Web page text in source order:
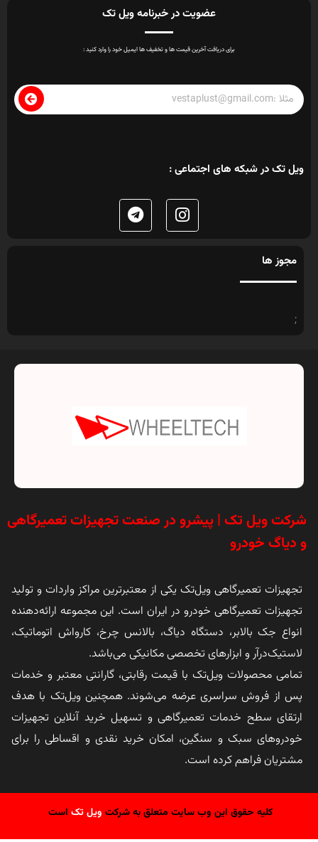
عضویت در خبرنامه ویل تک
برای دریافت آخرین قیمت ها و تخفیف ها ایمیل خود را وارد کنید :
ویل تک در شبکه های اجتماعی :
مجوز ها
;
شرکت ویل تک | پیشرو در صنعت تجهیزات تعمیرگاهی
و دیاگ خودرو
تجهیزات تعمیرگاهی ویل‌تک یکی از معتبرترین مراکز واردات و تولید
تجهیزات تعمیرگاهی خودرو در ایران است. این مجموعه ارائه‌دهنده
انواع جک بالابر، دستگاه دیاگ، بالانس چرخ، کارواش اتوماتیک،
لاستیک‌درآر و ابزارهای تخصصی مکانیکی می‌باشد.
تمامی محصولات ویل‌تک با قیمت رقابتی، گارانتی معتبر و خدمات
پس از فروش سراسری عرضه می‌شوند. همچنین ویل‌تک با هدف
ارتقای سطح خدمات تعمیرگاهی و تسهیل خرید آنلاین تجهیزات
خودروهای سبک و سنگین، امکان خرید نقدی و اقساطی را برای
مشتریان فراهم کرده است.
کلیه حقوق این وب سایت متعلق به شرکت ویل تک است